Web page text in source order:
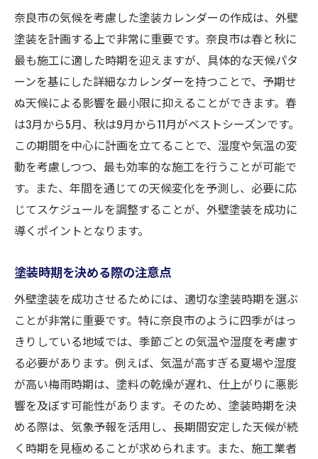
奈良市の気候を考慮した塗装カレンダーの作成は、外壁
塗装を計画する上で非常に重要です。奈良市は春と秋に
最も施工に適した時期を迎えますが、具体的な天候パタ
ーンを基にした詳細なカレンダーを持つことで、予期せ
ぬ天候による影響を最小限に抑えることができます。春
は3月から5月、秋は9月から11月がベストシーズンです。
この期間を中心に計画を立てることで、湿度や気温の変
動を考慮しつつ、最も効率的な施工を行うことが可能で
す。また、年間を通じての天候変化を予測し、必要に応
じてスケジュールを調整することが、外壁塗装を成功に
導くポイントとなります。
塗装時期を決める際の注意点
外壁塗装を成功させるためには、適切な塗装時期を選ぶ
ことが非常に重要です。特に奈良市のように四季がはっ
きりしている地域では、季節ごとの気温や湿度を考慮す
る必要があります。例えば、気温が高すぎる夏場や湿度
が高い梅雨時期は、塗料の乾燥が遅れ、仕上がりに悪影
響を及ぼす可能性があります。そのため、塗装時期を決
める際は、気象予報を活用し、長期間安定した天候が続
く時期を見極めることが求められます。また、施工業者